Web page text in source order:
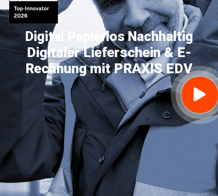
Vernetzen Sie Werke, Maschinen und
Verwaltung!
Kontaktieren Sie uns !